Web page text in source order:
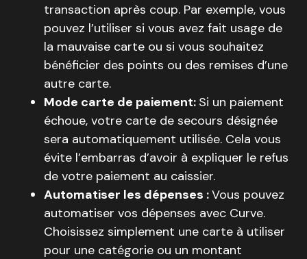
transaction après coup. Par exemple, vous
pouvez l’utiliser si vous avez fait usage de
la mauvaise carte ou si vous souhaitez
bénéficier des points ou des remises d’une
autre carte.
Mode carte de paiement: Si un paiement
échoue, votre carte de secours désignée
sera automatiquement utilisée. Cela vous
évite l’embarras d’avoir à expliquer le refus
de votre paiement au caissier.
Automatiser les dépenses :Vous pouvez
automatiser vos dépenses avec Curve.
Choisissez simplement une carte à utiliser
pour une catégorie ou un montant